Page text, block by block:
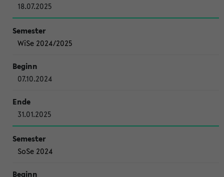
18.07.2025
WiSe 2024/2025
07.10.2024
31.01.2025
SoSe 2024